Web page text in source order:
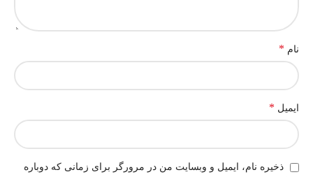
نام *
ایمیل *
ذخیره نام، ایمیل و وبسایت من در مرورگر برای زمانی که دوباره